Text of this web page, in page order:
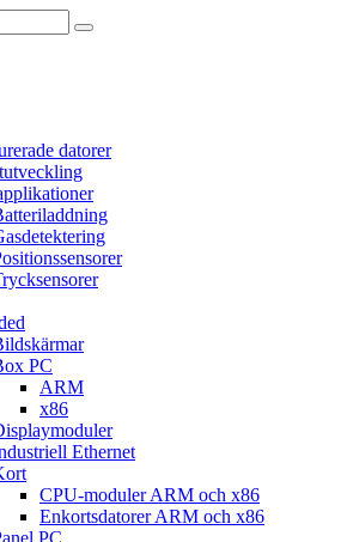
datorer
PC
ARM
x86
Ethernet
CPU-moduler ARM och x86
Enkortsdatorer ARM och x86
PC